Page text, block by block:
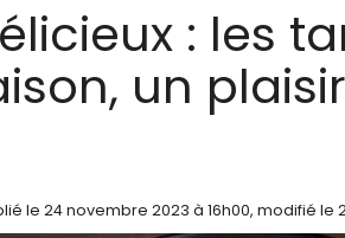
: les
un
le 24 novembre 2023 à 16h00, modifié le